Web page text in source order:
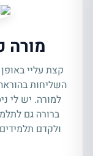
מורה
קצת עליי
השליחות
למורה. יש לי
ברורה גם
ולקדם